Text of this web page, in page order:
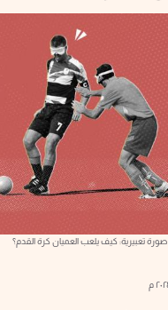
صورة تعبيرية: كيف يلعب العميان كرة القدم؟